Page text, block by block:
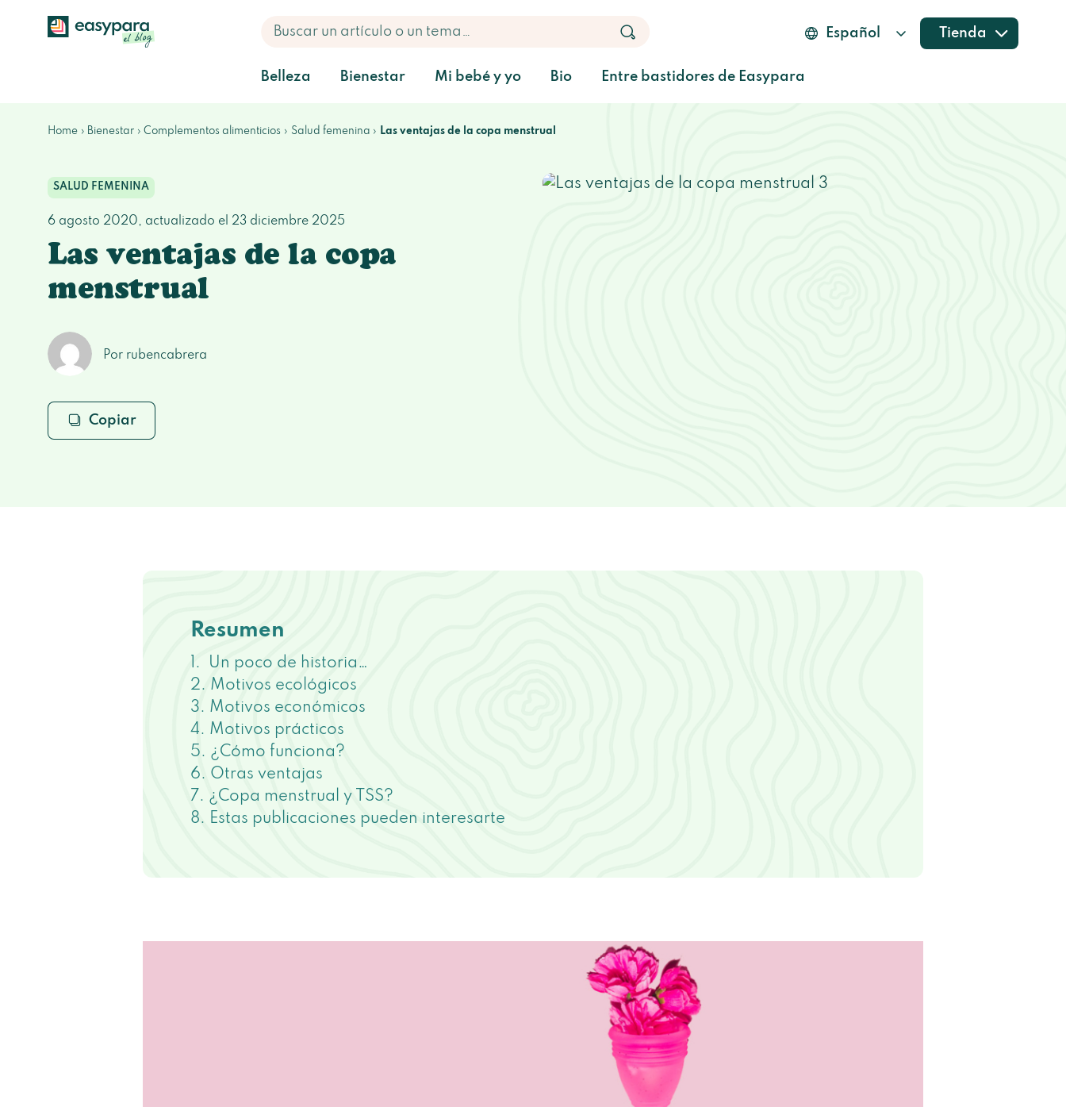
Belleza Bienestar Mi bebé y yo Bio Entre bastidores de Easypara
Tienda
Home Bienestar Complementos alimenticios Salud femenina Las ventajas de la copa menstrual
SALUD FEMENINA
6 agosto 2020, actualizado el 23 diciembre 2025
Las ventajas de la copa
menstrual
Por rubencabrera
Copiar
Resumen
Un poco de historia…
Motivos ecológicos
Motivos económicos
Motivos prácticos
¿Cómo funciona?
Otras ventajas
¿Copa menstrual y TSS?
Estas publicaciones pueden interesarte